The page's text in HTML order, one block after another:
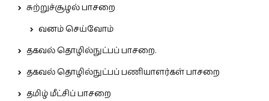
சுற்றுச்சூழல் பாசறை
வனம் செய்வோம்
தகவல் தொழில்நுட்பப் பாசறை.
தகவல் தொழில்நுட்பப் பணியாளர்கள் பாசறை
தமிழ் மீட்சிப் பாசறை